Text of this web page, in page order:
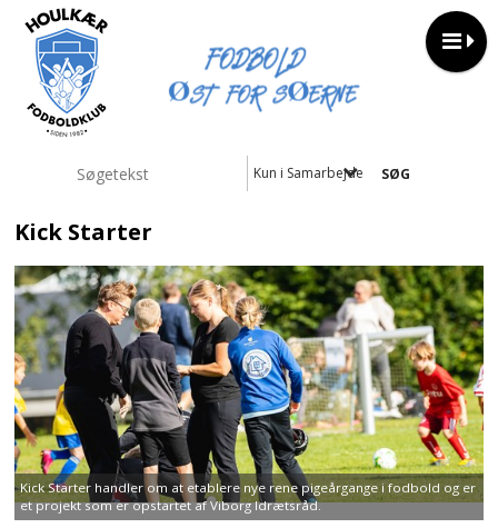
Kun i Samarbejder
Kick Starter
Kick Starter handler om at etablere nye rene pigeårgange i fodbold og er
et projekt som er opstartet af Viborg Idrætsråd.